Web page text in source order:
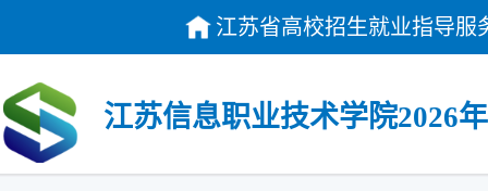
江苏省高校招生就业指导
江苏信息职业技术学院2026